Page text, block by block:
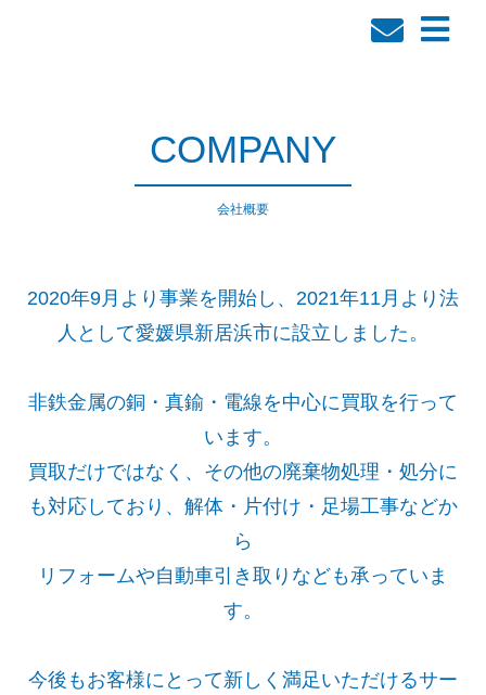
COMPANY
会社概要
2020年9月より事業を開始し、2021年11月より法
人として愛媛県新居浜市に設立しました。
非鉄金属の銅・真鍮・電線を中心に買取を行って
います。
買取だけではなく、その他の廃棄物処理・処分に
も対応しており、解体・片付け・足場工事などか
ら
リフォームや自動車引き取りなども承っていま
す。
今後もお客様にとって新しく満足いただけるサー